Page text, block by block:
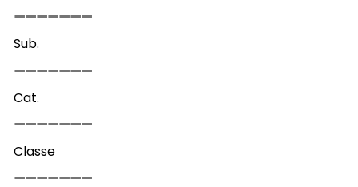
Sub.
Cat.
Classe